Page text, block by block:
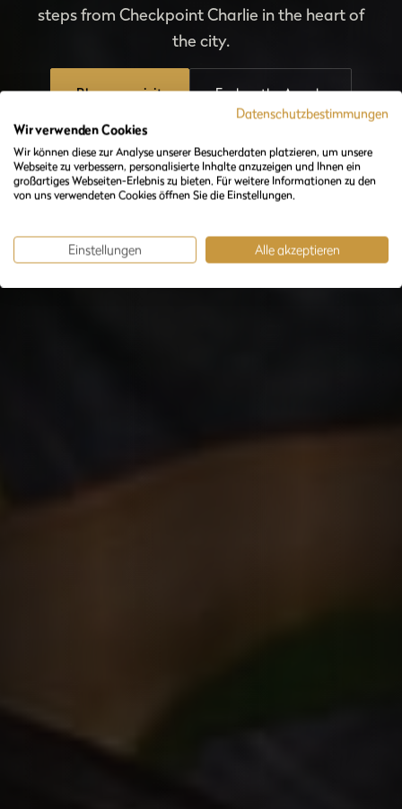
steps from Checkpoint Charlie in the heart of
the city.
Plan your visit Explore the Arcade
Datenschutzbestimmungen
Wir verwenden Cookies
Wir können diese zur Analyse unserer Besucherdaten platzieren, um unsere
Webseite zu verbessern, personalisierte Inhalte anzuzeigen und Ihnen ein
großartiges Webseiten-Erlebnis zu bieten. Für weitere Informationen zu den
von uns verwendeten Cookies öffnen Sie die Einstellungen.
Einstellungen Alle akzeptieren